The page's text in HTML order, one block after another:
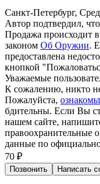
Санкт-Петербург,
Автор подтвердил, что
Продажа происходит
законом Об Оружии.
предоставлена
кнопкой
Уважаемые
К сожалению, никто
Пожалуйста,
бдительны. Если Вы
нашем сайте,
правоохранительные
данные по
70 ₽
Позвонить Написать